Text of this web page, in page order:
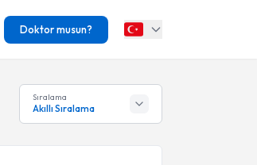
Doktor musun?
Sıralama
Akıllı Sıralama